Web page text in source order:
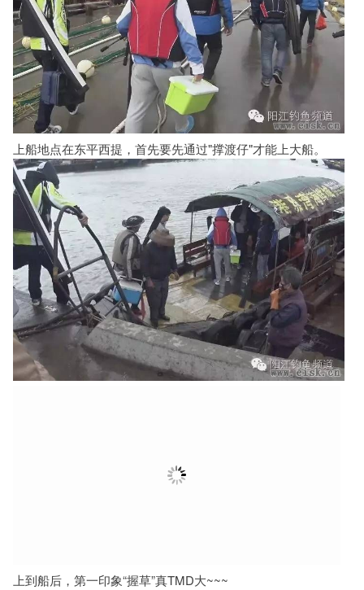
上船地点在东平西提，首先要先通过"撑渡仔"才能上大船。
上到船后，第一印象“握草”真TMD大~~~